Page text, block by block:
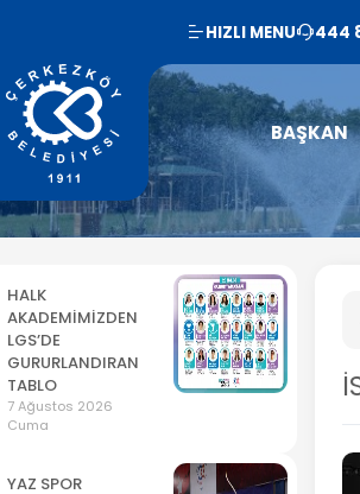
HIZLI MENU 444
BAŞKAN
HALK
AKADEMİMİZDEN
LGS’DE
GURURLANDIRAN
TABLO
7 Ağustos 2026
Cuma
YAZ SPOR